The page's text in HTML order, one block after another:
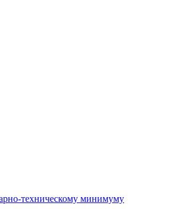
техническому минимуму